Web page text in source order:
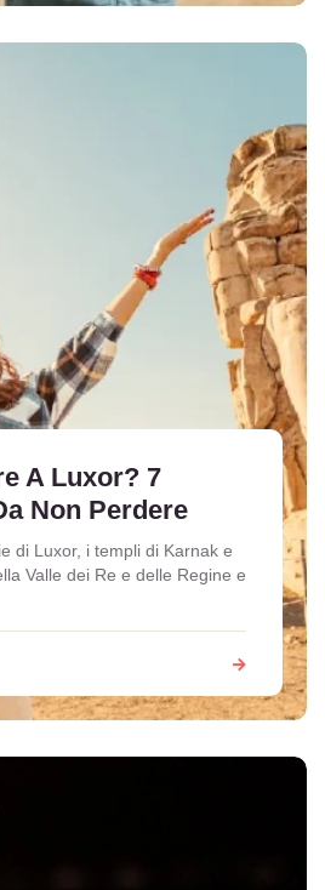
A Luxor? 7
Non Perdere
di Luxor, i templi di Karnak e
Valle dei Re e delle Regine e